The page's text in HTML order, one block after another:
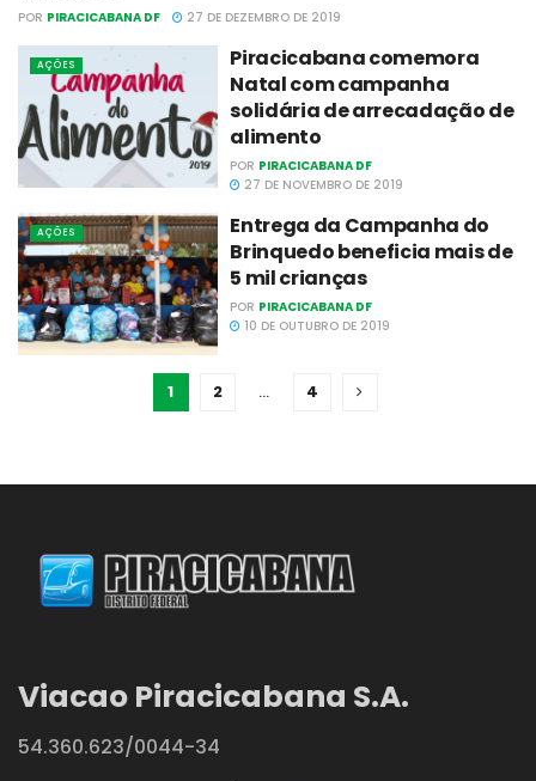
POR PIRACICABANA DF 27 DE DEZEMBRO DE 2019
AÇÕES
Piracicabana comemora
Natal com campanha
solidária de arrecadação de
alimento
POR PIRACICABANA DF
27 DE NOVEMBRO DE 2019
AÇÕES
Entrega da Campanha do
Brinquedo beneficia mais de
5 mil crianças
POR PIRACICABANA DF
10 DE OUTUBRO DE 2019
1 2 … 4
Viacao Piracicabana S.A.
54.360.623/0044-34